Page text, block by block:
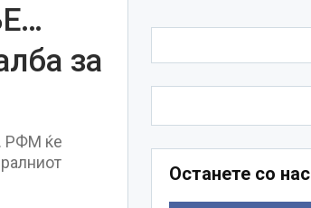
за
РФМ ќе
Останете со нас